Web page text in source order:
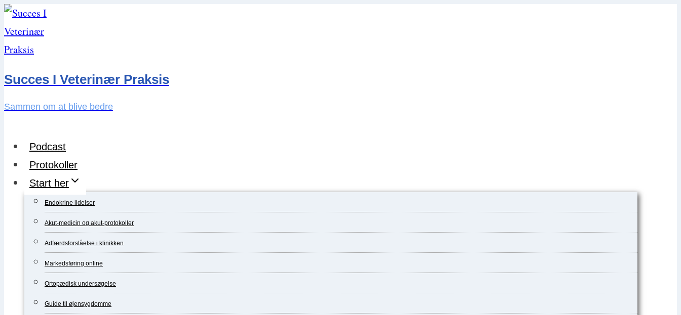
Skip
to
content
Succes I Veterinær Praksis
Sammen om at blive bedre
Podcast
Protokoller
Start her
Endokrine lidelser
Akut-medicin og akut-protokoller
Adfærdsforståelse i klinikken
Markedsføring online
Ortopædisk undersøgelse
Guide til øjensygdomme